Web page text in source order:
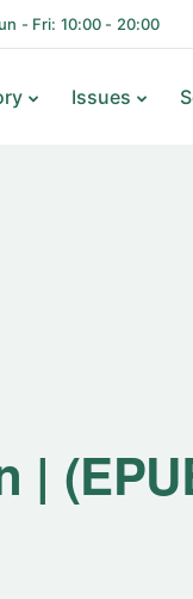
- Fri: 10:00 - 20:00
Issues
|